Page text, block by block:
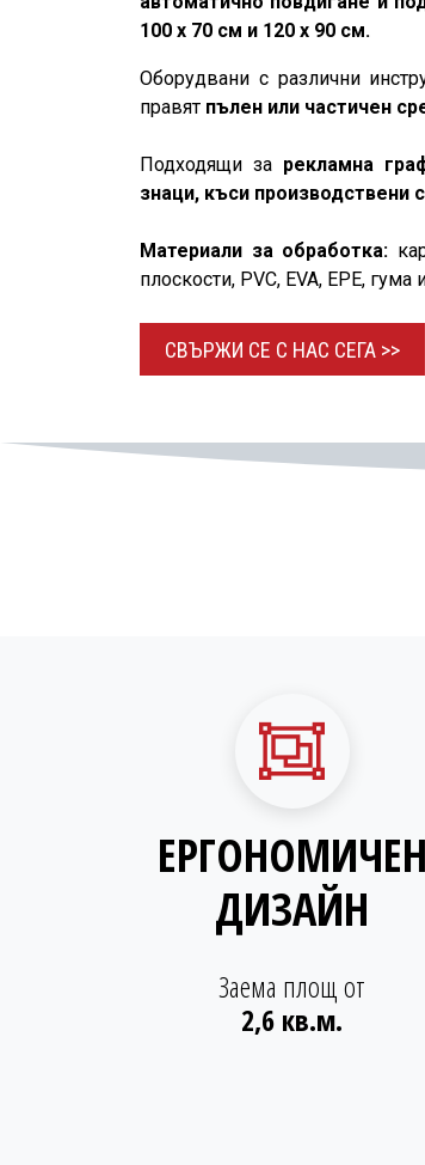
100 x 70 см и 120 x 90 см.
Оборудвани с различни
правят пълен или частичен
Подходящи за рекламна
знаци, къси производствени
Материали за обработка:
плоскости, PVC, EVA, EPE, гума
СВЪРЖИ СЕ С НАС СЕГА >>​​​​
ЕРГОНОМИЧЕН
ДИЗАЙН
Заема площ от
2,6 кв.м.